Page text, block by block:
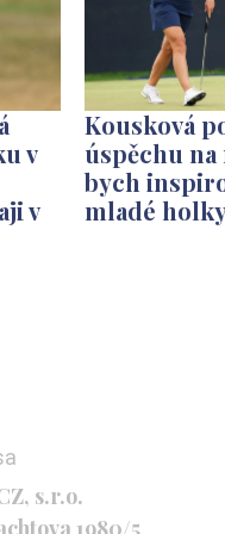
v
v
Kousková
úspěchu
bych
mladé
s.r.o.